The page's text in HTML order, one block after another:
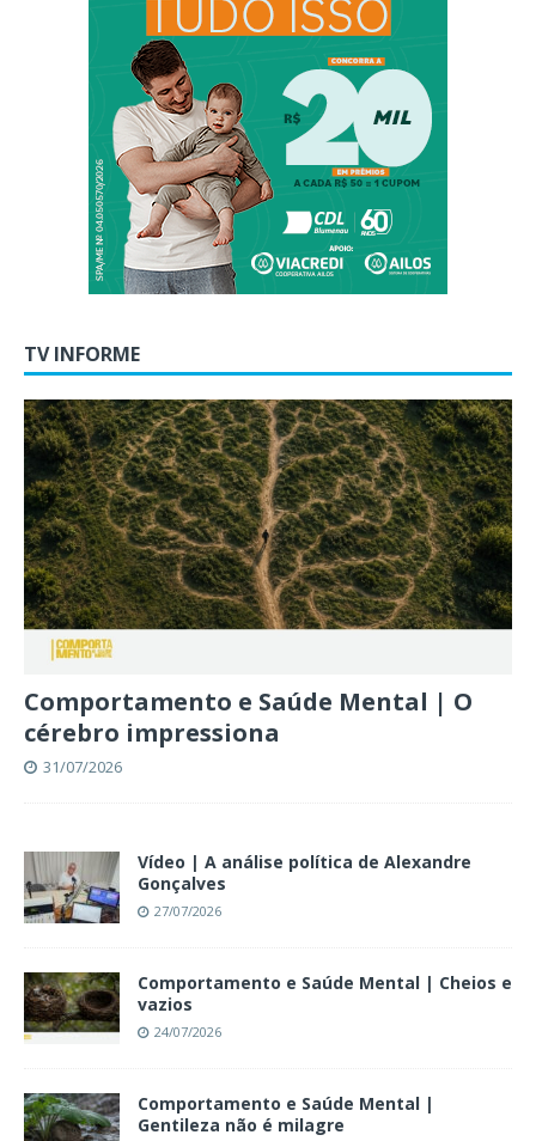
TV INFORME
Comportamento e Saúde Mental | O
cérebro impressiona
31/07/2026
Vídeo | A análise política de Alexandre
Gonçalves
27/07/2026
Comportamento e Saúde Mental | Cheios e
vazios
24/07/2026
Comportamento e Saúde Mental |
Gentileza não é milagre